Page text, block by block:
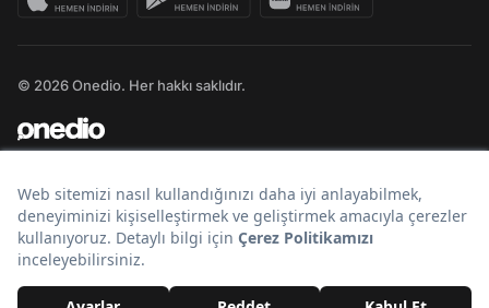
© 2026 Onedio. Her hakkı saklıdır.
Bir markasıdır.